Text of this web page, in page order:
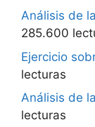
Análisis de
285.600
Ejercicio
lecturas
Análisis de
lecturas